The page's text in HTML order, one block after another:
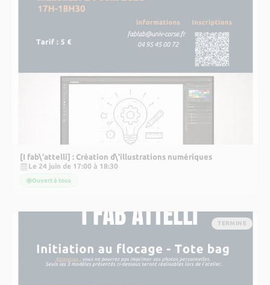
[I fab\'attelli] : Création d\'illustrations numériques
Le 24 juin de 17:00 à 18:30
Ouvert à tous
TERMINE